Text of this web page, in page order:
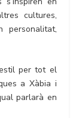
cultures,
personalitat,
per tot el
a Xàbia i
parlarà en